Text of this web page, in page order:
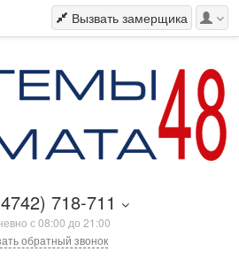
Вызвать замерщика
718-711
с 08:00 до 21:00
обратный звонок